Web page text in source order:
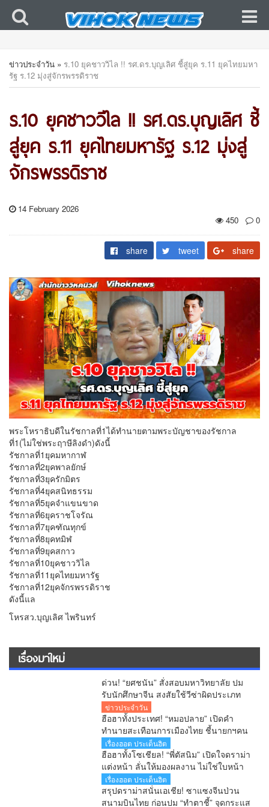
ข่าวประจำวัน » ร.10 ยุคชาววิไล !! รศ.ดร.บุญเลิศ ชี้สู่ยุค ร.11 ยุคไทยมหา
รัฐ ร.12 มุ่งสู่จักรพรรดิราช
ร.10 ยุคชาววิไล !! รศ.ดร.บุญเลิศ ชี้
สู่ยุค ร.11 ยุคไทยมหารัฐ ร.12 มุ่งสู่
จักรพรรดิราช
14 February 2026
450
0
share tweet share
พระโหราธิบดีในรัชกาลที่1ได้ทำนายตามพระบัญชาของรัชกาล
ที่1(ไม่ใช่พระฤาษีลิงดำ)ดังนี้
รัชกาลที่1ยุคมหากาฬ
รัชกาลที่2ยุคพาลยักษ์
รัชกาลที่3ยุครักมิตร
รัชกาลที่4ยุคสนิทธรรม
รัชกาลที่5ยุคจำแขนขาด
รัชกาลที่6ยุคราชโจรัณ
รัชกาลที่7ยุคฑัณทุกข์
รัชกาลที่8ยุคทมิฬ
รัชกาลที่9ยุคสกาว
รัชกาลที่10ยุคชาววิไล
รัชกาลที่11ยุคไทยมหารัฐ
รัชกาลที่12ยุคจักรพรรดิราช
ดังนี้แล
โหรสว.บุญเลิศ ไพรินทร์
เรื่องมาใหม่
ด่วน! “ยศชนัน” สั่งสอบมหาวิทยาลัย ปม
รับนักศึกษาจีน สงสัยใช้วีซ่าผิดประเภท
ลั่นพบจะเอาผิด
ข่าวประจำวัน
ฮือฮาทั้งประเทศ! “หมอปลาย” เปิดคำ
ทำนายสะเทือนการเมืองไทย ชี้นายกฯคน
ใหม่ หนุ่มหน้าใหม่ พรรคใหม่ โปรไฟล์
แกร่ง แบ็กแน่น ท่านยมบอก
เรื่องฮอต ประเด็นฮิต
ฮือฮาทั้งโซเชียล! “พี่ตัสนิม” เปิดใจดราม่า
แต่งหน้า ลั่นให้มองผลงาน ไม่ใช่ใบหน้า
เตือนคอมเมนต์เกินเลยระวังผิดกฎหมาย
เรื่องฮอต ประเด็นฮิต
สรุปดราม่าสนั่นเอเชีย! ซาแซงจีนป่วน
สนามบินไทย ก่อนปม “ทำตาชี้” จุดกระแส